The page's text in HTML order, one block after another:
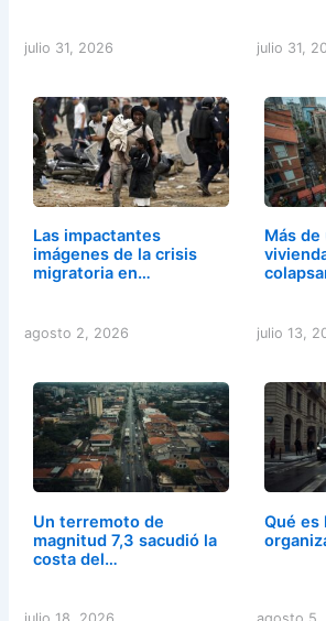
julio 31, 2026 julio 31,
Las impactantes
imágenes de la crisis
migratoria en…
agosto 2, 2026
Más
julio 13,
Un terremoto de
magnitud 7,3 sacudió la
costa del…
Qué es